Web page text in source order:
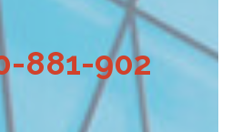
881-902